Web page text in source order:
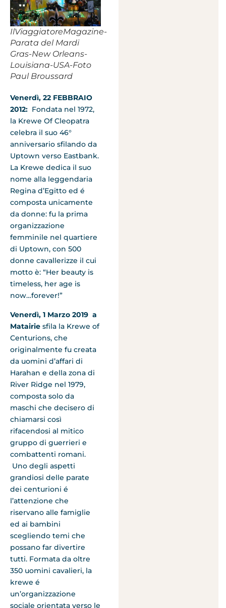
IlViaggiatoreMagazine-
Parata del Mardi
Gras-New Orleans-
Louisiana-USA-Foto
Paul Broussard
Venerdì, 22 FEBBRAIO
2012: Fondata nel 1972,
la Krewe Of Cleopatra
celebra il suo 46°
anniversario sfilando da
Uptown verso Eastbank.
La Krewe dedica il suo
nome alla leggendaria
Regina d’Egitto ed é
composta unicamente
da donne: fu la prima
organizzazione
femminile nel quartiere
di Uptown, con 500
donne cavallerizze il cui
motto è: “Her beauty is
timeless, her age is
now…forever!”
Venerdì, 1 Marzo 2019 a
Matairie sfila la Krewe of
Centurions, che
originalmente fu creata
da uomini d’affari di
Harahan e della zona di
River Ridge nel 1979,
composta solo da
maschi che decisero di
chiamarsi così
rifacendosi al mitico
gruppo di guerrieri e
combattenti romani.
Uno degli aspetti
grandiosi delle parate
dei centurioni é
l’attenzione che
riservano alle famiglie
ed ai bambini
scegliendo temi che
possano far divertire
tutti. Formata da oltre
350 uomini cavalieri, la
krewe é
un’organizzazione
sociale orientata verso le